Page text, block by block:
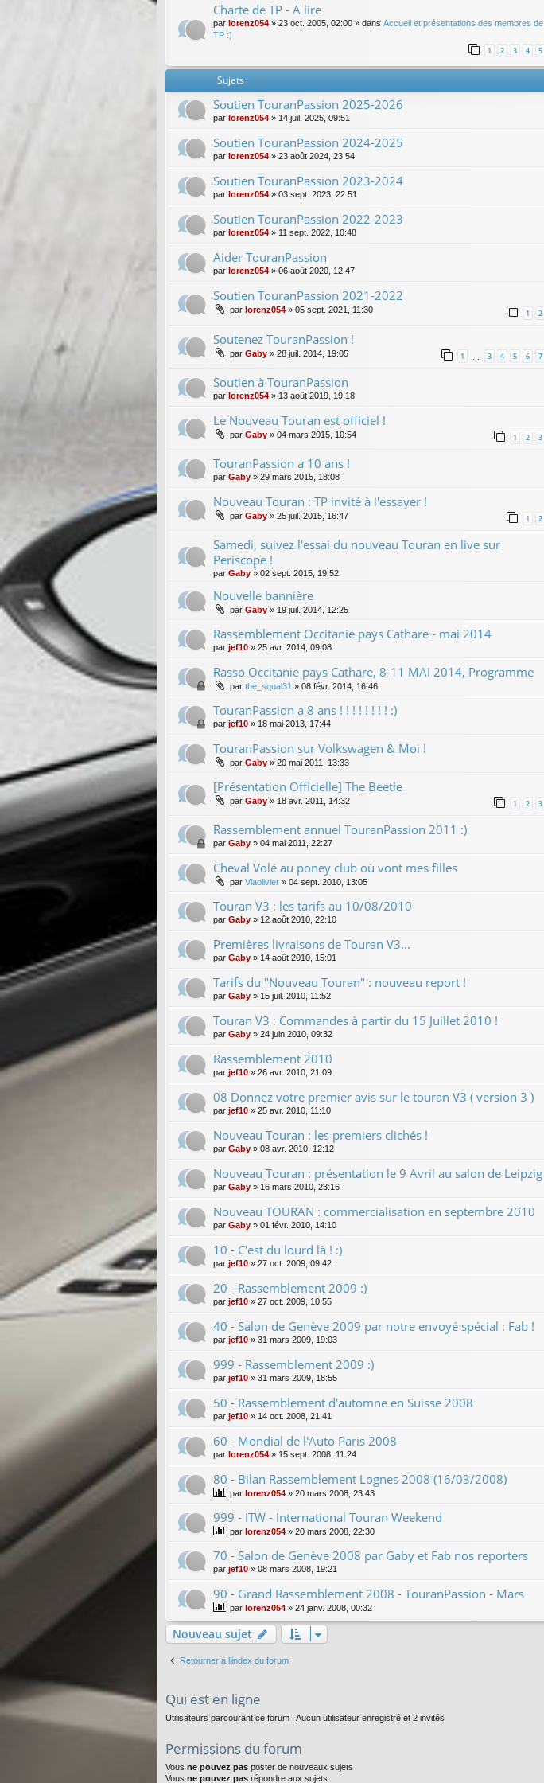
Charte de TP - A lire
par lorenz054 » 23 oct. 2005, 02:00 » dans Accueil et présentations des membres de
TP :)
1 2 3 4 5
Sujets
Soutien TouranPassion 2025-2026
par lorenz054 » 14 juil. 2025, 09:51
Soutien TouranPassion 2024-2025
par lorenz054 » 23 août 2024, 23:54
Soutien TouranPassion 2023-2024
par lorenz054 » 03 sept. 2023, 22:51
Soutien TouranPassion 2022-2023
par lorenz054 » 11 sept. 2022, 10:48
Aider TouranPassion
par lorenz054 » 06 août 2020, 12:47
Soutien TouranPassion 2021-2022
par lorenz054 » 05 sept. 2021, 11:30 1 2
Soutenez TouranPassion !
par Gaby » 28 juil. 2014, 19:05 1 3 4 5 6 7
Soutien à TouranPassion
par lorenz054 » 13 août 2019, 19:18
Le Nouveau Touran est officiel !
par Gaby » 04 mars 2015, 10:54 1 2 3
TouranPassion a 10 ans !
par Gaby » 29 mars 2015, 18:08
Nouveau Touran : TP invité à l'essayer !
par Gaby » 25 juil. 2015, 16:47 1 2
Samedi, suivez l'essai du nouveau Touran en live sur
Periscope !
par Gaby » 02 sept. 2015, 19:52
Nouvelle bannière
par Gaby » 19 juil. 2014, 12:25
Rassemblement Occitanie pays Cathare - mai 2014
par jef10 » 25 avr. 2014, 09:08
Rasso Occitanie pays Cathare, 8-11 MAI 2014, Programme
par the_squal31 » 08 févr. 2014, 16:46
TouranPassion a 8 ans ! ! ! ! ! ! ! ! :)
par jef10 » 18 mai 2013, 17:44
TouranPassion sur Volkswagen & Moi !
par Gaby » 20 mai 2011, 13:33
[Présentation Officielle] The Beetle
par Gaby » 18 avr. 2011, 14:32 1 2 3
Rassemblement annuel TouranPassion 2011 :)
par Gaby » 04 mai 2011, 22:27
Cheval Volé au poney club où vont mes filles
par Vlaolivier » 04 sept. 2010, 13:05
Touran V3 : les tarifs au 10/08/2010
par Gaby » 12 août 2010, 22:10
Premières livraisons de Touran V3...
par Gaby » 14 août 2010, 15:01
Tarifs du "Nouveau Touran" : nouveau report !
par Gaby » 15 juil. 2010, 11:52
Touran V3 : Commandes à partir du 15 Juillet 2010 !
par Gaby » 24 juin 2010, 09:32
Rassemblement 2010
par jef10 » 26 avr. 2010, 21:09
08 Donnez votre premier avis sur le touran V3 ( version 3 )
par jef10 » 25 avr. 2010, 11:10
Nouveau Touran : les premiers clichés !
par Gaby » 08 avr. 2010, 12:12
Nouveau Touran : présentation le 9 Avril au salon de Leipzig
par Gaby » 16 mars 2010, 23:16
Nouveau TOURAN : commercialisation en septembre 2010
par Gaby » 01 févr. 2010, 14:10
10 - C'est du lourd là ! :)
par jef10 » 27 oct. 2009, 09:42
20 - Rassemblement 2009 :)
par jef10 » 27 oct. 2009, 10:55
40 - Salon de Genève 2009 par notre envoyé spécial : Fab !
par jef10 » 31 mars 2009, 19:03
999 - Rassemblement 2009 :)
par jef10 » 31 mars 2009, 18:55
50 - Rassemblement d'automne en Suisse 2008
par jef10 » 14 oct. 2008, 21:41
60 - Mondial de l'Auto Paris 2008
par lorenz054 » 15 sept. 2008, 11:24
80 - Bilan Rassemblement Lognes 2008 (16/03/2008)
par lorenz054 » 20 mars 2008, 23:43
999 - ITW - International Touran Weekend
par lorenz054 » 20 mars 2008, 22:30
70 - Salon de Genève 2008 par Gaby et Fab nos reporters
par jef10 » 08 mars 2008, 19:21
90 - Grand Rassemblement 2008 - TouranPassion - Mars
par lorenz054 » 24 janv. 2008, 00:32
Nouveau sujet
Retourner à l’index du forum
Qui est en ligne
Utilisateurs parcourant ce forum : Aucun utilisateur enregistré et 2 invités
Permissions du forum
Vous ne pouvez pas poster de nouveaux sujets
Vous ne pouvez pas répondre aux sujets